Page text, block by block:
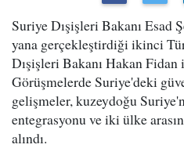
Suriye Dışişleri Bakanı Esad
yana gerçekleştirdiği ikinci
Dışişleri Bakanı Hakan
Görüşmelerde Suriye'deki
gelişmeler, kuzeydoğu
entegrasyonu ve iki ülke
alındı.